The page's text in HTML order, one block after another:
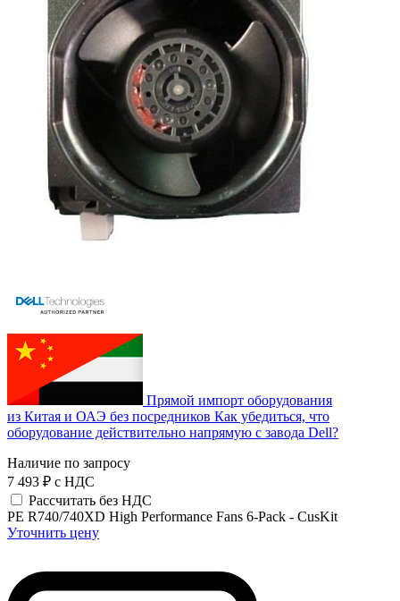
Прямой импорт оборудования
из Китая и ОАЭ без посредников Как убедиться, что
оборудование действительно напрямую с завода Dell?
Наличие по запросу
7 493 ₽ с НДС
Рассчитать без НДС
PE R740/740XD High Performance Fans 6-Pack - CusKit
Уточнить цену